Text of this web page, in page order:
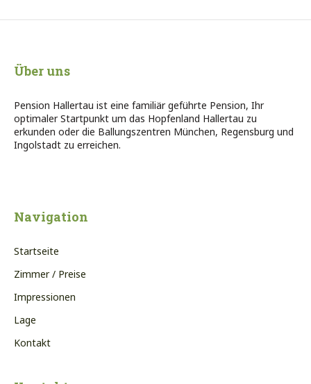
Über uns
Pension Hallertau ist eine familiär geführte Pension, Ihr
optimaler Startpunkt um das Hopfenland Hallertau zu
erkunden oder die Ballungszentren München, Regensburg und
Ingolstadt zu erreichen.
Navigation
Startseite
Zimmer / Preise
Impressionen
Lage
Kontakt